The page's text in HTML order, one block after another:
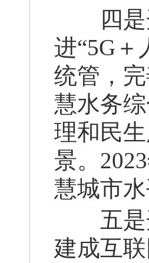
四是
进“5G
统管，
慧水务
理和民
景。
慧城市
五是
建成互